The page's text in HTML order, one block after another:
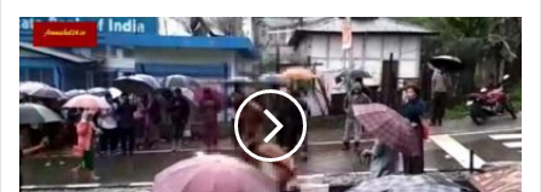
बा
जा
र
पि
टा
ई
-
अ
रु
णा
च
ल
:
ना